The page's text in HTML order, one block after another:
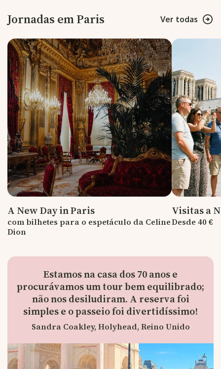
Jornadas em Paris Ver todas
A New Day in Paris
com bilhetes para o espetáculo da Celine
Dion
Visitas a
Desde 40 €
Estamos na casa dos 70 anos e
procurávamos um tour bem equilibrado;
não nos desiludiram. A reserva foi
simples e o passeio foi divertidíssimo!
Sandra Coakley, Holyhead, Reino Unido